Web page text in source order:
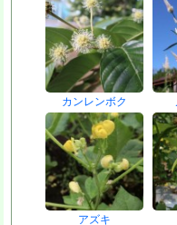
カンレンボク
アズキ